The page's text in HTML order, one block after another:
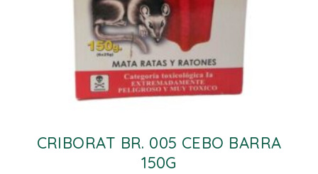
CRIBORAT BR. 005 CEBO BARRA
150G